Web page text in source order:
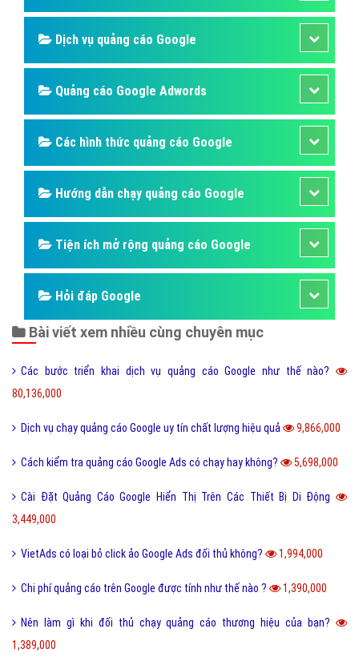
Dịch vụ quảng cáo Google
Quảng cáo Google Adwords
Các hình thức quảng cáo Google
Hướng dẫn chạy quảng cáo Google
Tiện ích mở rộng quảng cáo Google
Hỏi đáp Google
Bài viết xem nhiều cùng chuyên mục
Các bước triển khai dịch vụ quảng cáo Google như thế nào?
80,136,000
Dịch vụ chạy quảng cáo Google uy tín chất lượng hiệu quả 9,866,000
Cách kiểm tra quảng cáo Google Ads có chạy hay không? 5,698,000
Cài Đặt Quảng Cáo Google Hiển Thị Trên Các Thiết Bị Di Động
3,449,000
VietAds có loại bỏ click ảo Google Ads đối thủ không? 1,994,000
Chi phí quảng cáo trên Google được tính như thế nào ? 1,390,000
Nên làm gì khi đối thủ chạy quảng cáo thương hiệu của bạn?
1,389,000